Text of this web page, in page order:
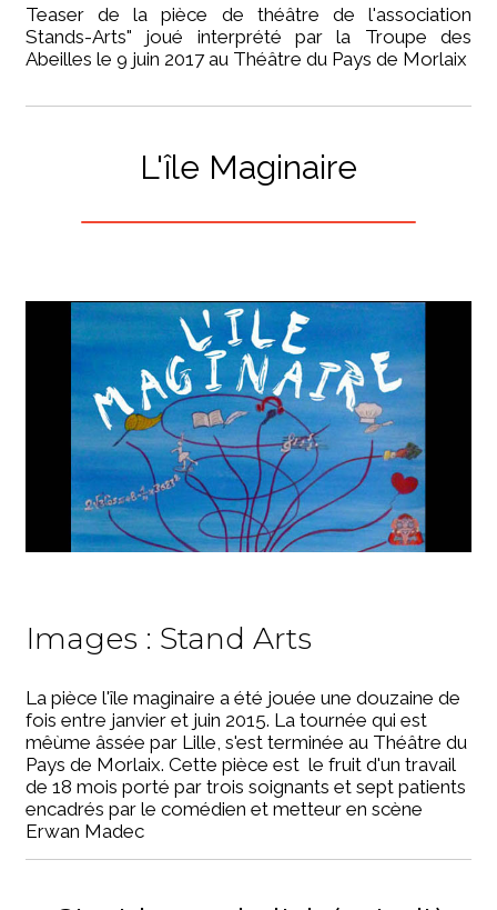
Teaser de la pièce de théâtre de l'association
Stands-Arts" joué interprété par la Troupe des
Abeilles le 9 juin 2017 au Théâtre du Pays de Morlaix
L'île Maginaire
Images : Stand Arts
La pièce l'île maginaire a été jouée une douzaine de
fois entre janvier et juin 2015. La tournée qui est
mêùme âssée par Lille, s'est terminée au Théâtre du
Pays de Morlaix. Cette pièce est le fruit d'un travail
de 18 mois porté par trois soignants et sept patients
encadrés par le comédien et metteur en scène
Erwan Madec